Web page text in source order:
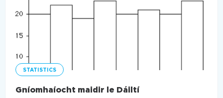
STATISTICS
Gníomhaíocht maidir le Dáiltí